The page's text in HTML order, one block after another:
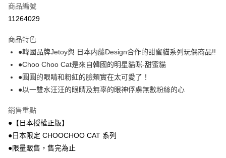
運送方式
本島宅配-活動商品
免運費
離島宅配-常溫商品
免運費
商品編號
11264029
商品特色
●韓國品牌Jetoy與 日本内藤Design合作的甜蜜貓系列玩偶商品!!
●Choo Choo Cat是來自韓國的明星貓咪-甜蜜貓
●圓圓的眼睛和粉紅的臉頰實在太可愛了！
●以一雙水汪汪的眼睛及無辜的眼神俘虜無數粉絲的心
銷售重點
●【日本授權正版】
●日本限定 CHOOCHOO CAT 系列
●限量販售，售完為止